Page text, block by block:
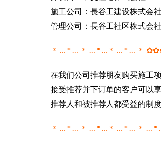
施工公司：長谷工建设株式会社
管理公司：長谷工社区株式会社
＊ … * … ＊ … * …＊ … * … ＊
在我们公司推荐朋友购买施工
接受推荐并下订单的客户可以
推荐人和被推荐人都受益的制
＊ … * … ＊ … * …＊ … * … ＊ …